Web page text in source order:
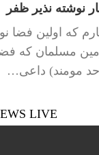
نوشته نذیر ظفر
که اولین فضا
مسلمان که
مومند) داعی…
LIVE